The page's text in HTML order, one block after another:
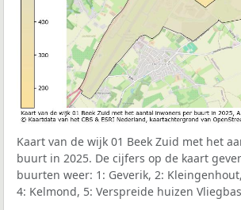
Kaart van de wijk 01 Beek Zuid met het
buurt in 2025. De cijfers op de kaart
buurten weer: 1: Geverik, 2:
4: Kelmond, 5: Verspreide huizen